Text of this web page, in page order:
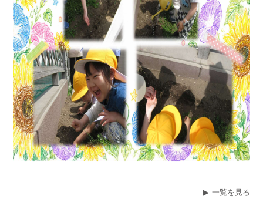
一覧を見る